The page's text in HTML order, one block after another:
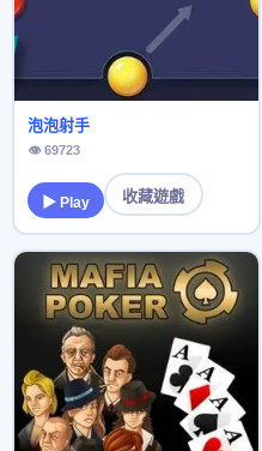
泡泡射手
👁 69723
▶ Play 收藏遊戲